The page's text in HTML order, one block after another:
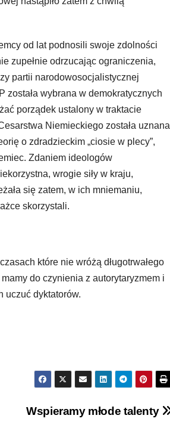
od lat podnosili swoje zdolności
zupełnie odrzucając ograniczenia,
partii narodowosocjalistycznej
wybrana w demokratycznych
porządek ustalony w traktacie
Niemieckiego została uznana
o zdradzieckim „ciosie w plecy”,
Zdaniem ideologów
wrogie siły w kraju,
się zatem, w ich mniemaniu,
skorzystali.
które nie wróżą długotrwałego
do czynienia z autorytaryzmem i
uczuć dyktatorów.
Wspieramy młode talenty